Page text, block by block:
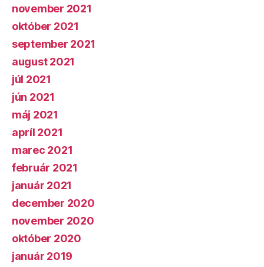
november 2021
október 2021
september 2021
august 2021
júl 2021
jún 2021
máj 2021
apríl 2021
marec 2021
február 2021
január 2021
december 2020
november 2020
október 2020
január 2019